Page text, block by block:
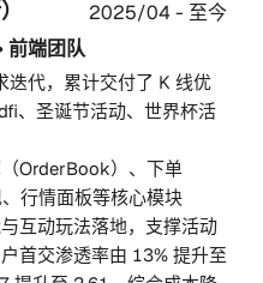
2025/04 - 至今
前端团队
迭代，累计交付了 K 线优
、圣诞节活动、世界杯活
OrderBook）、下单
行情面板等核心模块
互动玩法落地，支撑活动
首交渗透率由 13% 提升至